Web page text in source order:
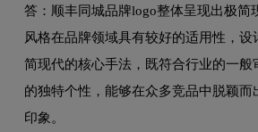
答：顺丰同城品牌logo整体呈现出极简
风格在品牌领域具有较好的适用性，
简现代的核心手法，既符合行业的一般
的独特个性，能够在众多竞品中脱颖而
印象。